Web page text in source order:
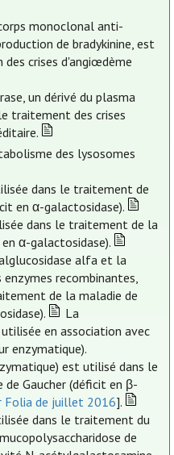
monoclonal anti-
de bradykinine, est
crises d'angiœdème
un dérivé du plasma
traitement des crises
des lysosomes
dans le traitement de
en α-galactosidase).
dans le traitement de la
α-galactosidase).
alfa et la
recombinantes,
de la maladie de
La
en association avec
enzymatique).
est utilisé dans le
Gaucher (déficit en β-
Folia de juillet 2016].
dans le traitement du
de